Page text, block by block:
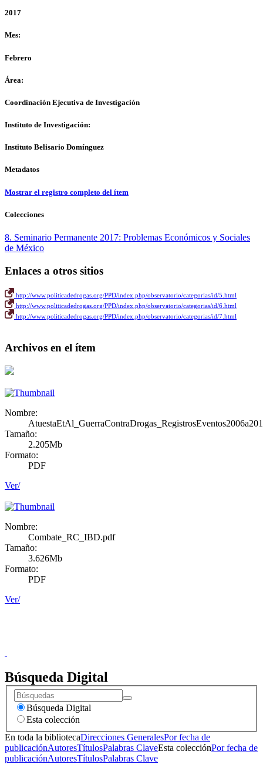
2017
Mes:
Febrero
Área:
Coordinación Ejecutiva de Investigación
Instituto de Investigación:
Instituto Belisario Domínguez
Metadatos
Mostrar el registro completo del ítem
Colecciones
8. Seminario Permanente 2017: Problemas Económicos y Sociales
de México
Enlaces a otros sitios
http://www.politicadedrogas.org/PPD/index.php/observatorio/categorias/id/5.html
http://www.politicadedrogas.org/PPD/index.php/observatorio/categorias/id/6.html
http://www.politicadedrogas.org/PPD/index.php/observatorio/categorias/id/7.html
Archivos en el ítem
Nombre:
Tamaño:
2.205Mb
Formato:
PDF
Ver/
Nombre:
Combate_RC_IBD.pdf
Tamaño:
3.626Mb
Formato:
PDF
Ver/
Búsqueda Digital
Búsqueda Digital
Esta colección
En toda la bibliotecaDirecciones GeneralesPor fecha de
publicaciónAutoresTítulosPalabras ClaveEsta colecciónPor fecha de
publicaciónAutoresTítulosPalabras Clave